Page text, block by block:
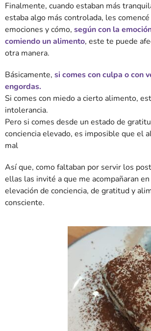
Finalmente, cuando estaban más
estaba algo más controlada, les
emociones y cómo, según con la
comiendo un alimento, este te puede
otra manera.
Básicamente, si comes con culpa o con
engordas.
Si comes con miedo a cierto alimento,
intolerancia.
Pero si comes desde un estado de
conciencia elevado, es imposible que el
mal
Así que, como faltaban por servir los
ellas las invité a que me acompañaran
elevación de conciencia, de gratitud y
consciente.